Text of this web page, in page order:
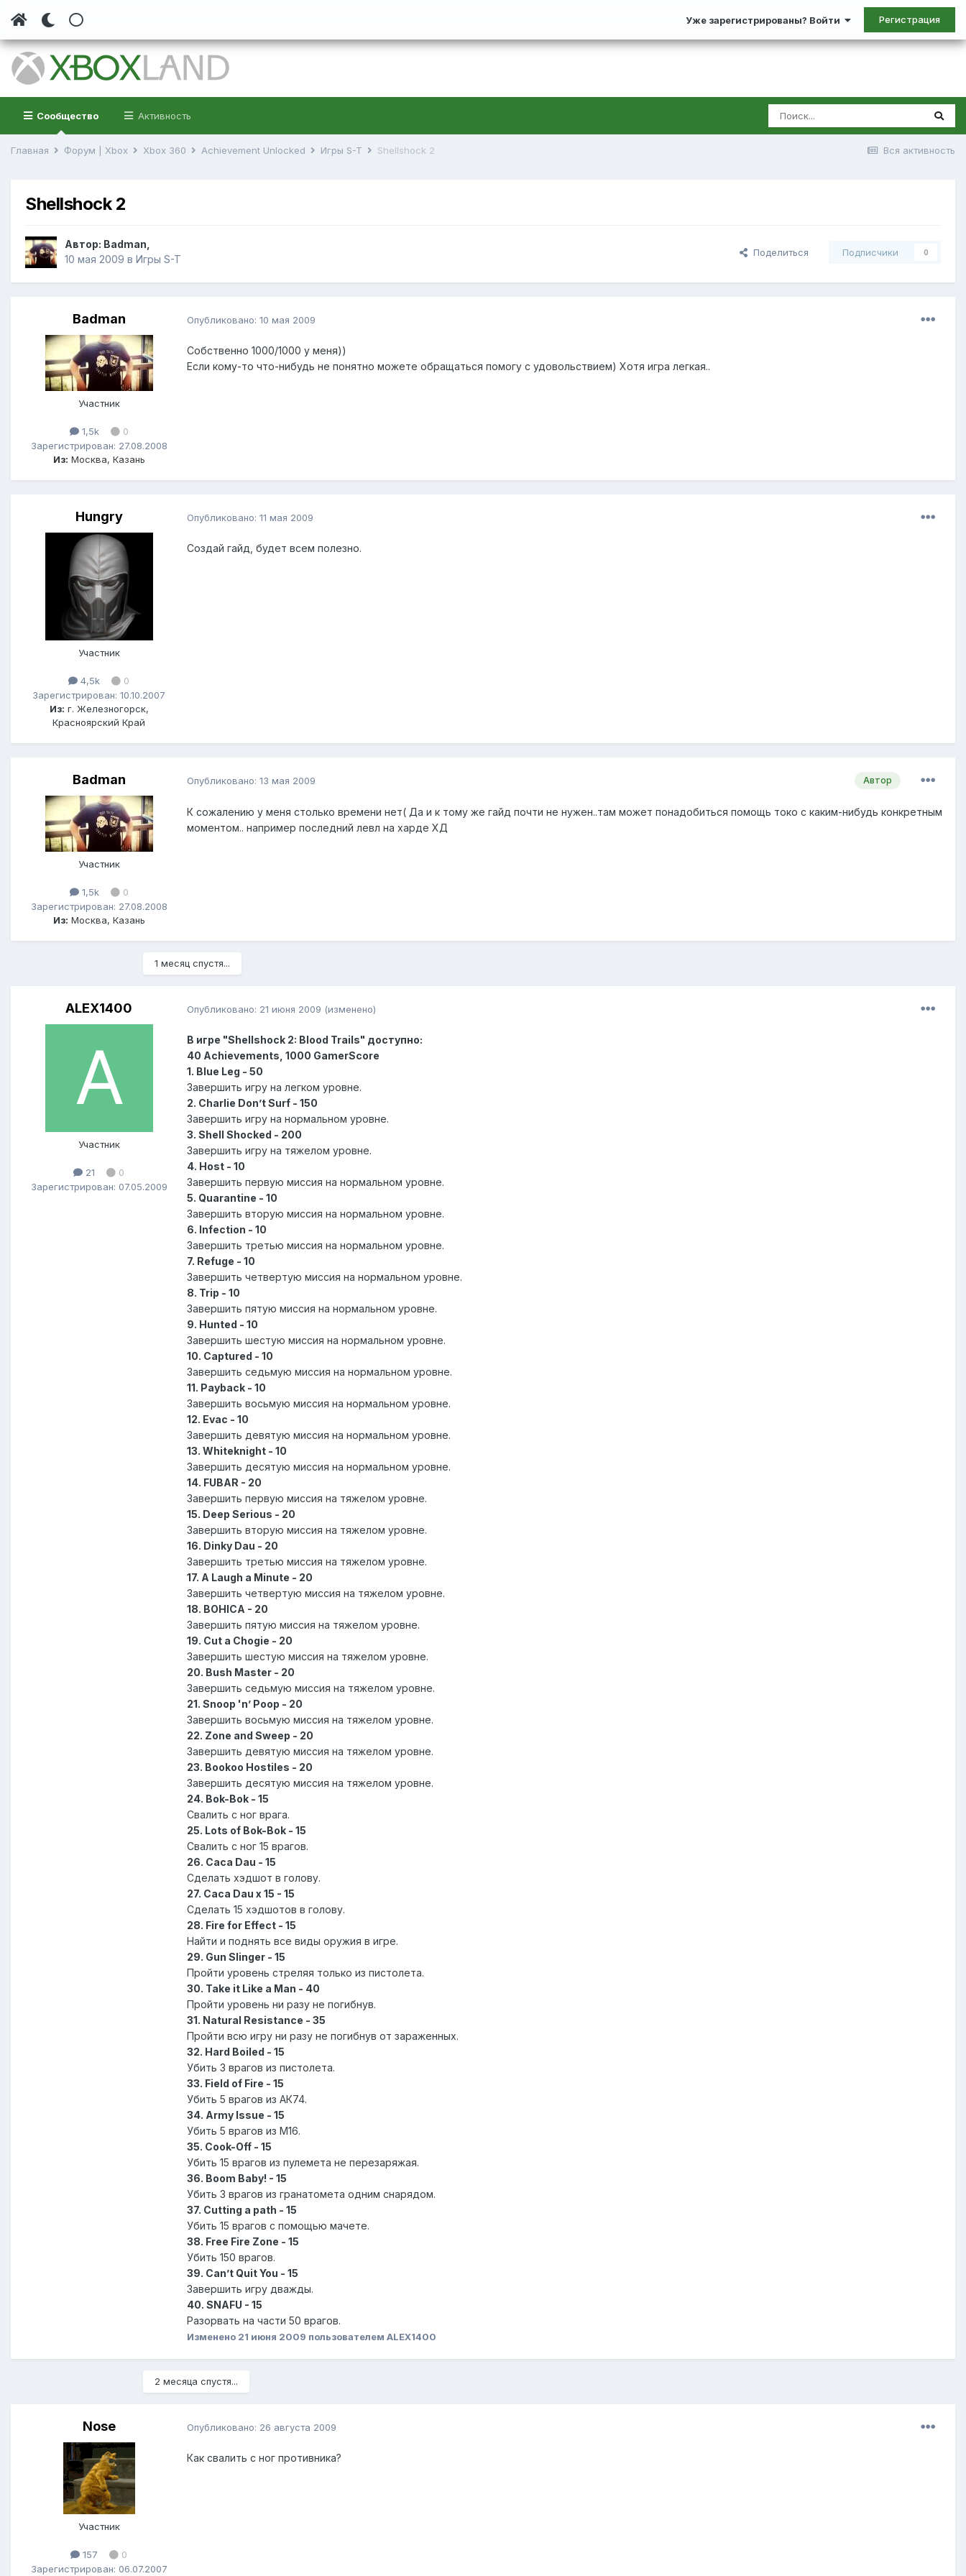
Уже зарегистрированы? Войти Регистрация
Сообщество Активность
Вся активность
Главная Форум | Xbox Xbox 360 Achievement Unlocked Игры S-T Shellshock 2
Shellshock 2
Автор: Badman
10 мая 2009 в Игры S-T
Поделиться Подписчики 0
Badman
Участник
1,5k
0
Зарегистрирован: 27.08.2008
Из: Москва, Казань
Опубликовано: 10 мая 2009
Собственно 1000/1000 у меня))
Если кому-то что-нибудь не понятно можете обращаться помогу с удовольствием) Хотя игра легкая..
Hungry
Участник
4,5k
0
Зарегистрирован: 10.10.2007
Из: г. Железногорск,
Красноярский Край
Опубликовано: 11 мая 2009
Создай гайд, будет всем полезно.
Badman
Участник
1,5k
0
Зарегистрирован: 27.08.2008
Из: Москва, Казань
Автор
Опубликовано: 13 мая 2009
К сожалению у меня столько времени нет( Да и к тому же гайд почти не нужен..там может понадобиться помощь токо с каким-нибудь конкретным
моментом.. например последний левл на харде ХД
1 месяц спустя...
ALEX1400
Участник
21
0
Зарегистрирован: 07.05.2009
Опубликовано: 21 июня 2009 (изменено)
В игре "Shellshock 2: Blood Trails" доступно:
40 Achievements, 1000 GamerScore
1. Blue Leg - 50
Завершить игру на легком уровне.
2. Charlie Don’t Surf - 150
Завершить игру на нормальном уровне.
3. Shell Shocked - 200
Завершить игру на тяжелом уровне.
4. Host - 10
Завершить первую миссия на нормальном уровне.
5. Quarantine - 10
Завершить вторую миссия на нормальном уровне.
6. Infection - 10
Завершить третью миссия на нормальном уровне.
7. Refuge - 10
Завершить четвертую миссия на нормальном уровне.
8. Trip - 10
Завершить пятую миссия на нормальном уровне.
9. Hunted - 10
Завершить шестую миссия на нормальном уровне.
10. Captured - 10
Завершить седьмую миссия на нормальном уровне.
11. Payback - 10
Завершить восьмую миссия на нормальном уровне.
12. Evac - 10
Завершить девятую миссия на нормальном уровне.
13. Whiteknight - 10
Завершить десятую миссия на нормальном уровне.
14. FUBAR - 20
Завершить первую миссия на тяжелом уровне.
15. Deep Serious - 20
Завершить вторую миссия на тяжелом уровне.
16. Dinky Dau - 20
Завершить третью миссия на тяжелом уровне.
17. A Laugh a Minute - 20
Завершить четвертую миссия на тяжелом уровне.
18. BOHICA - 20
Завершить пятую миссия на тяжелом уровне.
19. Cut a Chogie - 20
Завершить шестую миссия на тяжелом уровне.
20. Bush Master - 20
Завершить седьмую миссия на тяжелом уровне.
21. Snoop 'n’ Poop - 20
Завершить восьмую миссия на тяжелом уровне.
22. Zone and Sweep - 20
Завершить девятую миссия на тяжелом уровне.
23. Bookoo Hostiles - 20
Завершить десятую миссия на тяжелом уровне.
24. Bok-Bok - 15
Свалить с ног врага.
25. Lots of Bok-Bok - 15
Свалить с ног 15 врагов.
26. Caca Dau - 15
Сделать хэдшот в голову.
27. Caca Dau x 15 - 15
Сделать 15 хэдшотов в голову.
28. Fire for Effect - 15
Найти и поднять все виды оружия в игре.
29. Gun Slinger - 15
Пройти уровень стреляя только из пистолета.
30. Take it Like a Man - 40
Пройти уровень ни разу не погибнув.
31. Natural Resistance - 35
Пройти всю игру ни разу не погибнув от зараженных.
32. Hard Boiled - 15
Убить 3 врагов из пистолета.
33. Field of Fire - 15
Убить 5 врагов из АК74.
34. Army Issue - 15
Убить 5 врагов из М16.
35. Cook-Off - 15
Убить 15 врагов из пулемета не перезаряжая.
36. Boom Baby! - 15
Убить 3 врагов из гранатомета одним снарядом.
37. Cutting a path - 15
Убить 15 врагов с помощью мачете.
38. Free Fire Zone - 15
Убить 150 врагов.
39. Can’t Quit You - 15
Завершить игру дважды.
40. SNAFU - 15
Разорвать на части 50 врагов.
Изменено 21 июня 2009 пользователем ALEX1400
2 месяца спустя...
Nose
Участник
157
0
Зарегистрирован: 06.07.2007
Опубликовано: 26 августа 2009
Как свалить с ног противника?